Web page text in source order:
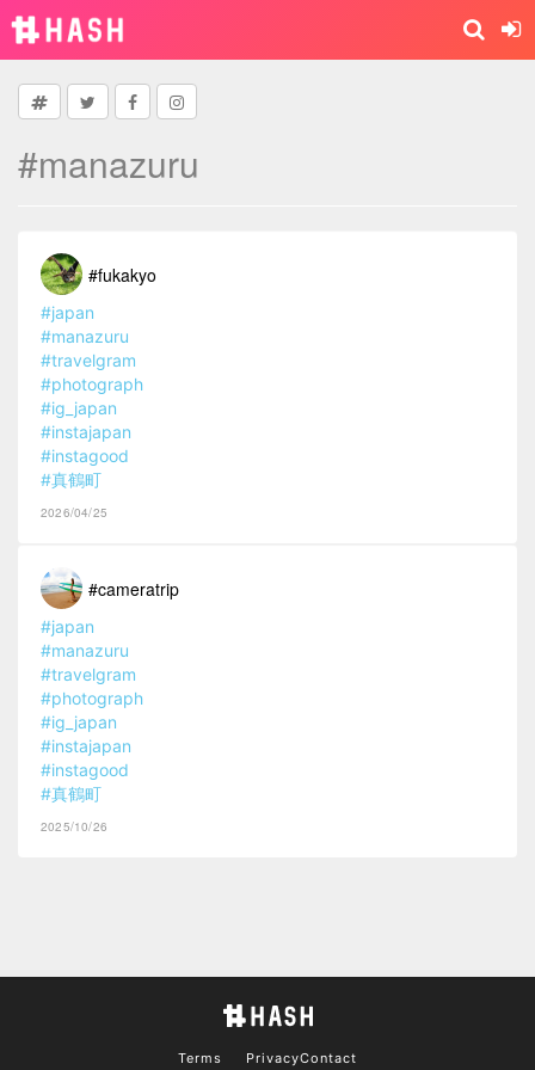
#manazuru
#fukakyo
#japan
#manazuru
#travelgram
#photograph
#ig_japan
#instajapan
#instagood
#真鶴町
2026/04/25
#cameratrip
#japan
#manazuru
#travelgram
#photograph
#ig_japan
#instajapan
#instagood
#真鶴町
2025/10/26
Terms PrivacyContact